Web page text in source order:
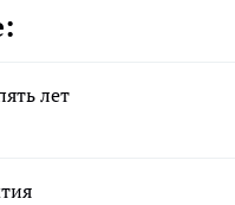
лет